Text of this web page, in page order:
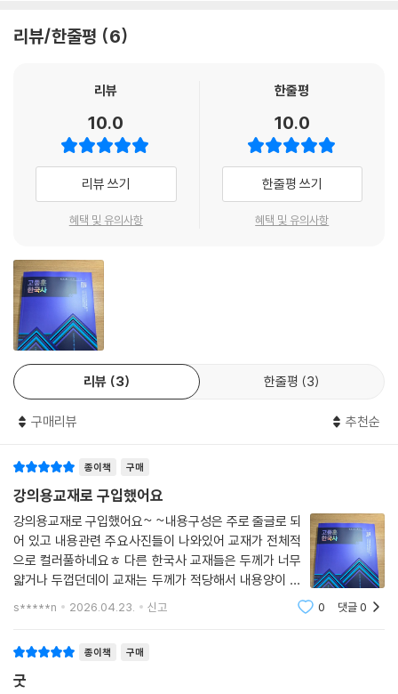
있도록 하였다.
리뷰/한줄평 6
리뷰
10.0
리뷰 쓰기
혜택 및 유의사항
한줄평
10.0
한줄평 쓰기
혜택 및 유의사항
리뷰 3 한줄평 3
구매리뷰 추천순
종이책 구매
강의용교재로 구입했어요
강의용교재로 구입했어요~ ~내용구성은 주로 줄글로 되
어 있고 내용관련 주요사진들이 나와있어 교재가 전체적
으로 컬러풀하네요ㅎ 다른 한국사 교재들은 두께가 너무
얇거나 두껍던데이 교재는 두께가 적당해서 내용양이 적
절한것 같네요ㅎ
s*****n 2026.04.23. 신고 0 댓글0
종이책 구매
굿